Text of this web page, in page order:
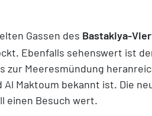
Gassen des Bastakiya-
Ebenfalls sehenswert ist
zur Meeresmündung
Al Maktoum bekannt ist. Die
einen Besuch wert.